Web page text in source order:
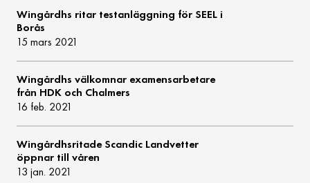
Wingårdhs ritar testanläggning för SEEL i
Borås
15 mars 2021
Wingårdhs välkomnar examensarbetare
från HDK och Chalmers
16 feb. 2021
Wingårdhsritade Scandic Landvetter
öppnar till våren
13 jan. 2021